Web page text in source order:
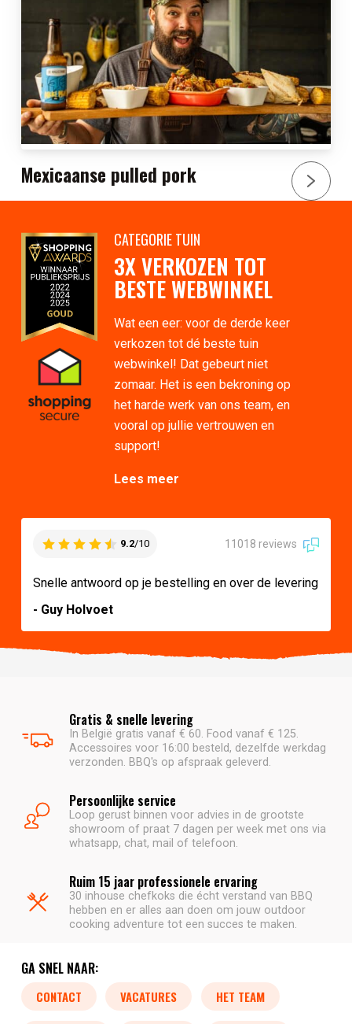
Mexicaanse pulled pork
CATEGORIE TUIN
3X VERKOZEN TOT
BESTE WEBWINKEL
Wat een eer: voor de derde keer
verkozen tot dé beste tuin
webwinkel! Dat gebeurt niet
zomaar. Het is een bekroning op
het harde werk van ons team, en
vooral op jullie vertrouwen en
support!
Lees meer
9.2/10 11018 reviews
Snelle antwoord op je bestelling en over de levering
- Guy Holvoet
Gratis & snelle levering
In België gratis vanaf € 60. Food vanaf € 125.
Accessoires voor 16:00 besteld, dezelfde werkdag
verzonden. BBQ's op afspraak geleverd.
Persoonlijke service
Loop gerust binnen voor advies in de grootste
showroom of praat 7 dagen per week met ons via
whatsapp, chat, mail of telefoon.
Ruim 15 jaar professionele ervaring
30 inhouse chefkoks die écht verstand van BBQ
hebben en er alles aan doen om jouw outdoor
cooking adventure tot een succes te maken.
GA SNEL NAAR:
CONTACT VACATURES HET TEAM